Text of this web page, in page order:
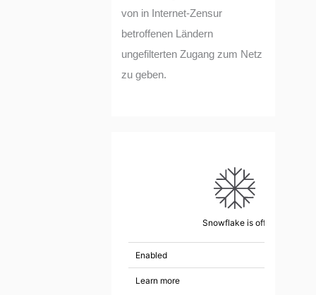
von in Internet-Zensur
betroffenen Ländern
ungefilterten Zugang zum Netz
zu geben.